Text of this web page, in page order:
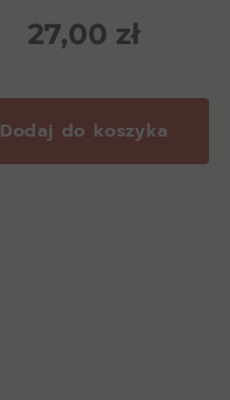
27,00 zł
Dodaj do koszyka